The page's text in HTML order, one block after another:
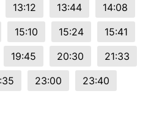
13:12 13:44
14:08
15:10 15:24
15:41
19:45 20:30
21:33
23:00 23:40